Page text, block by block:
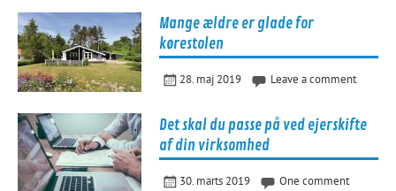
Mange ældre er glade for
kørestolen
28. maj 2019 Leave a comment
Det skal du passe på ved ejerskifte
af din virksomhed
30. marts 2019 One comment